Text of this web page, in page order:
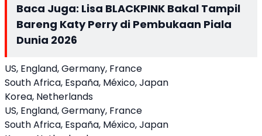
Baca Juga: Lisa BLACKPINK Bakal Tampil
Bareng Katy Perry di Pembukaan Piala
Dunia 2026
US, England, Germany, France
South Africa, España, México, Japan
Korea, Netherlands
US, England, Germany, France
South Africa, España, México, Japan